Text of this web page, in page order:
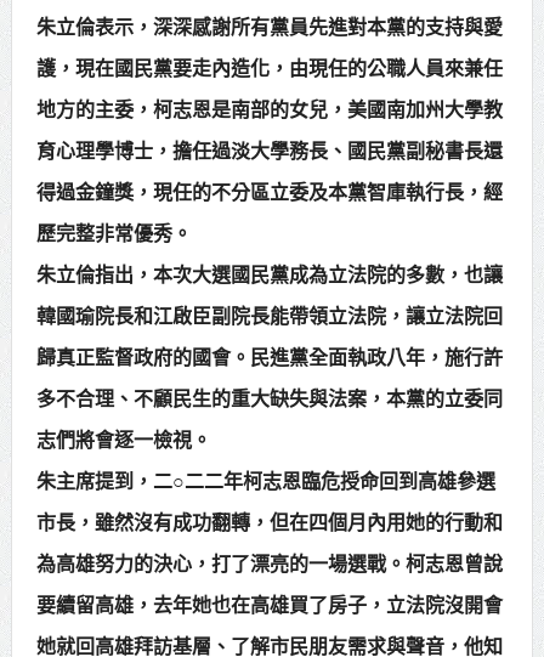
朱立倫表示，深深感謝所有黨員先進對本黨的支持與愛
護，現在國民黨要走內造化，由現任的公職人員來兼任
地方的主委，柯志恩是南部的女兒，美國南加州大學教
育心理學博士，擔任過淡大學務長、國民黨副秘書長還
得過金鐘獎，現任的不分區立委及本黨智庫執行長，經
歷完整非常優秀。
朱立倫指出，本次大選國民黨成為立法院的多數，也讓
韓國瑜院長和江啟臣副院長能帶領立法院，讓立法院回
歸真正監督政府的國會。民進黨全面執政八年，施行許
多不合理、不顧民生的重大缺失與法案，本黨的立委同
志們將會逐一檢視。
朱主席提到，二○二二年柯志恩臨危授命回到高雄參選
市長，雖然沒有成功翻轉，但在四個月內用她的行動和
為高雄努力的決心，打了漂亮的一場選戰。柯志恩曾說
要續留高雄，去年她也在高雄買了房子，立法院沒開會
她就回高雄拜訪基層、了解市民朋友需求與聲音，他知